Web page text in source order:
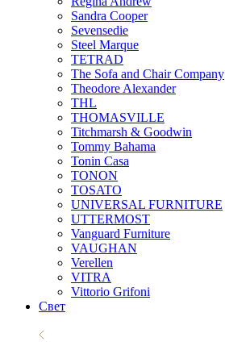
Sandra Cooper
Sevensedie
Steel Marque
TETRAD
The Sofa and Chair Company
Theodore Alexander
THL
THOMASVILLE
Titchmarsh & Goodwin
Tommy Bahama
Tonin Casa
TONON
TOSATO
UNIVERSAL FURNITURE
UTTERMOST
Vanguard Furniture
VAUGHAN
Verellen
VITRA
Vittorio Grifoni
Свет